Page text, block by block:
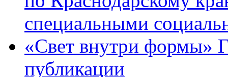
специальными
«Свет внутри формы»
публикации